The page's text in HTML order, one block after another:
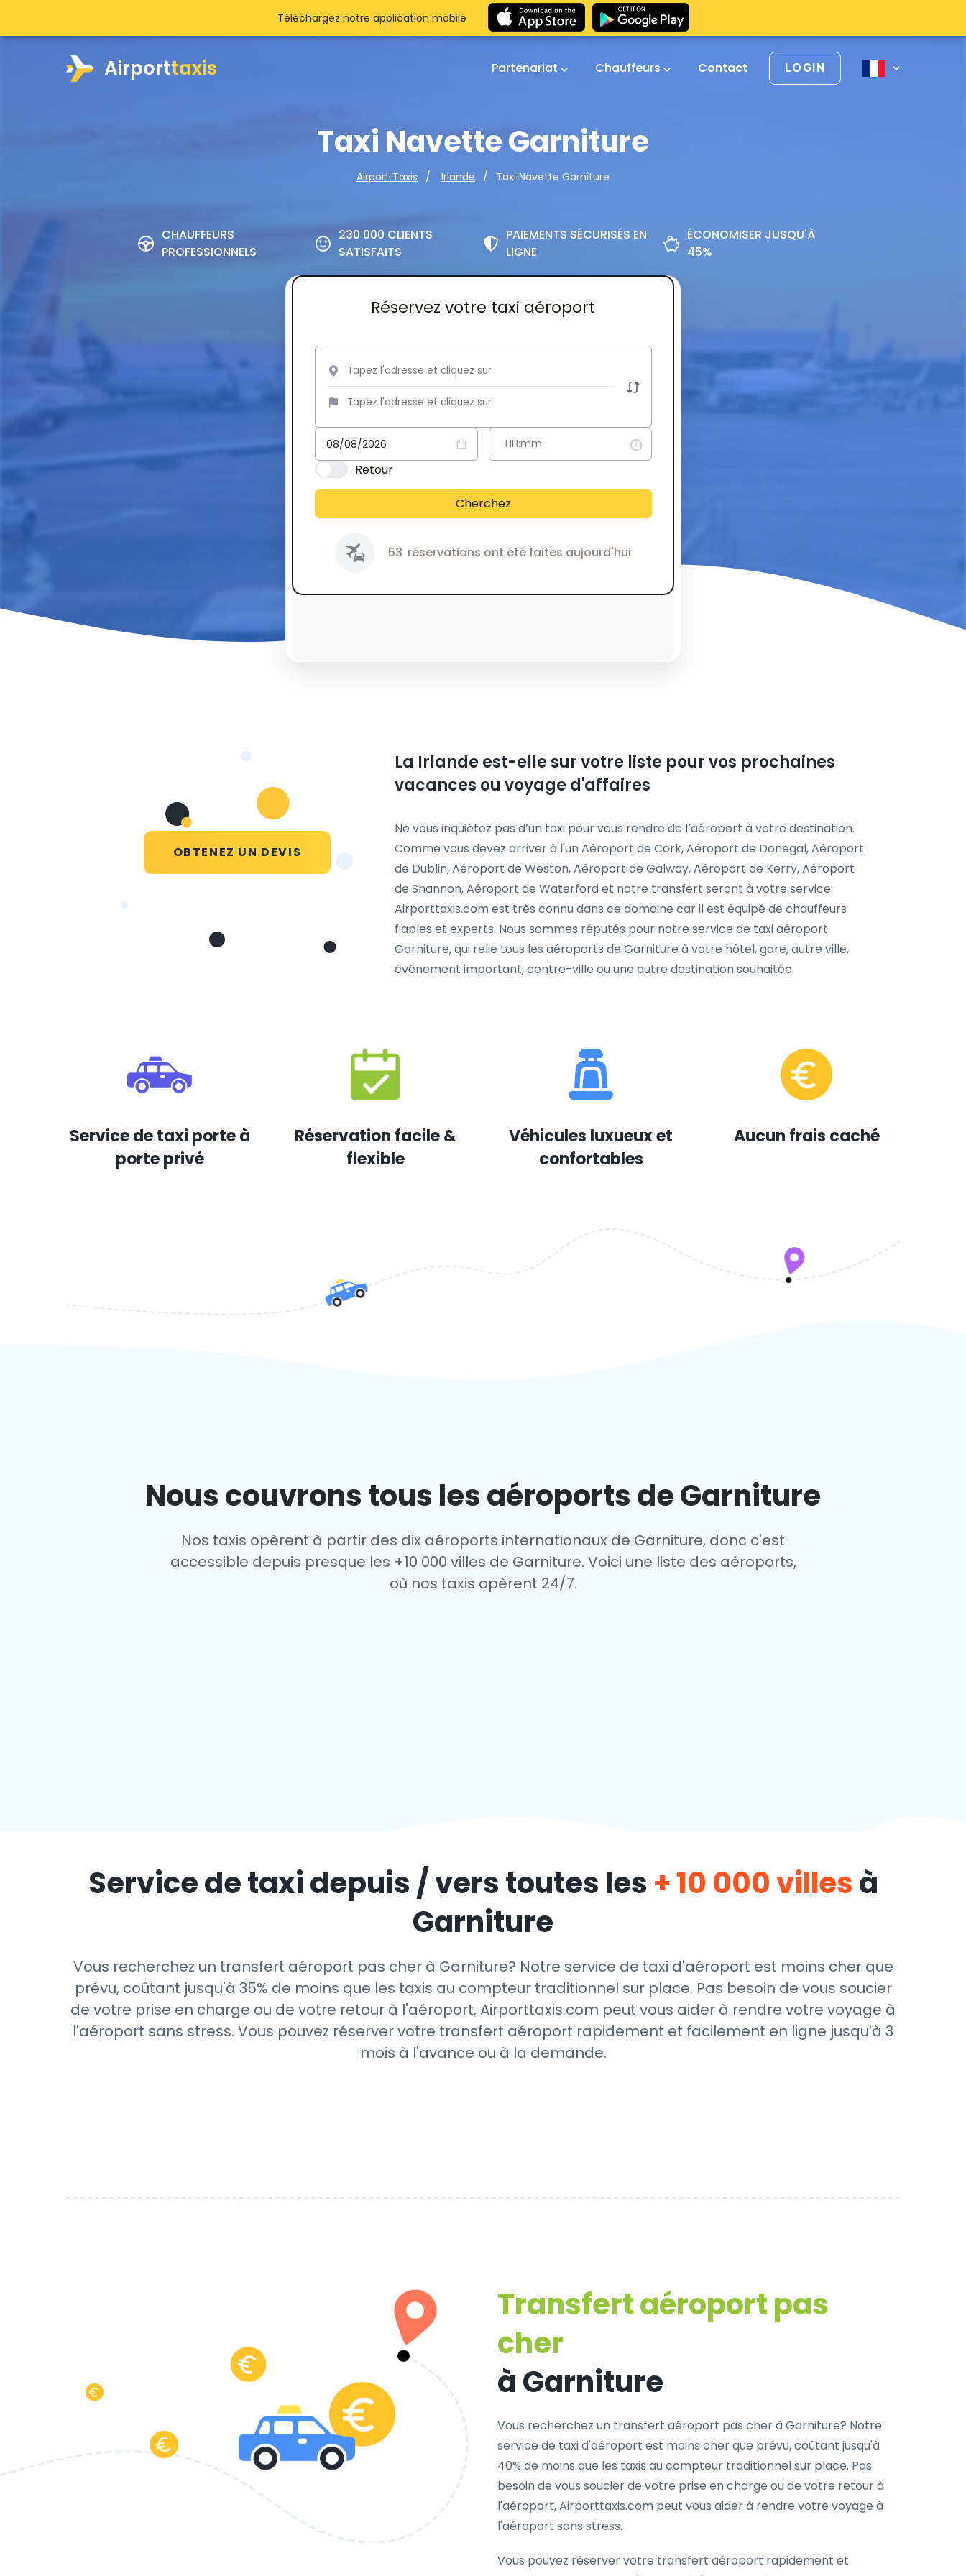
Airporttaxis Partenariat Chauffeurs Contact LOGIN
Taxi Navette Garniture
Airport Taxis Irlande Taxi Navette Garniture
CHAUFFEURS
PROFESSIONNELS
230 000 CLIENTS
SATISFAITS
PAIEMENTS SÉCURISÉS EN
LIGNE
ÉCONOMISER JUSQU'À
45%
Réservez votre taxi aéroport
Retour
Cherchez
53 réservations ont été faites aujourd'hui
Téléchargez notre application mobile
OBTENEZ UN DEVIS
La Irlande est-elle sur votre liste pour vos prochaines
vacances ou voyage d'affaires
Ne vous inquiétez pas d’un taxi pour vous rendre de l’aéroport à votre destination.
Comme vous devez arriver à l'un Aéroport de Cork, Aéroport de Donegal, Aéroport
de Dublin, Aéroport de Weston, Aéroport de Galway, Aéroport de Kerry, Aéroport
de Shannon, Aéroport de Waterford et notre transfert seront à votre service.
Airporttaxis.com est très connu dans ce domaine car il est équipé de chauffeurs
fiables et experts. Nous sommes réputés pour notre service de taxi aéroport
Garniture, qui relie tous les aéroports de Garniture à votre hôtel, gare, autre ville,
événement important, centre-ville ou une autre destination souhaitée.
Service de taxi porte à
porte privé
Réservation facile &
flexible
Véhicules luxueux et
confortables
Aucun frais caché
Nous couvrons tous les aéroports de Garniture
Nos taxis opèrent à partir des dix aéroports internationaux de Garniture, donc c'est
accessible depuis presque les +10 000 villes de Garniture. Voici une liste des aéroports,
où nos taxis opèrent 24/7.
Service de taxi depuis / vers toutes les + 10 000 villesà
Garniture
Vous recherchez un transfert aéroport pas cher à Garniture? Notre service de taxi d'aéroport est moins cher que
prévu, coûtant jusqu'à 35% de moins que les taxis au compteur traditionnel sur place. Pas besoin de vous soucier
de votre prise en charge ou de votre retour à l'aéroport, Airporttaxis.com peut vous aider à rendre votre voyage à
l'aéroport sans stress. Vous pouvez réserver votre transfert aéroport rapidement et facilement en ligne jusqu'à 3
mois à l'avance ou à la demande.
Transfert aéroport pas
cher
à Garniture
Vous recherchez un transfert aéroport pas cher à Garniture? Notre
service de taxi d'aéroport est moins cher que prévu, coûtant jusqu'à
40% de moins que les taxis au compteur traditionnel sur place. Pas
besoin de vous soucier de votre prise en charge ou de votre retour à
l'aéroport, Airporttaxis.com peut vous aider à rendre votre voyage à
l'aéroport sans stress.
Vous pouvez réserver votre transfert aéroport rapidement et